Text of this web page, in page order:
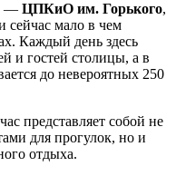
— ЦПКиО им. Горького,
сейчас мало в чем
Каждый день здесь
и гостей столицы, а в
до невероятных 250
представляет собой не
для прогулок, но и
отдыха.